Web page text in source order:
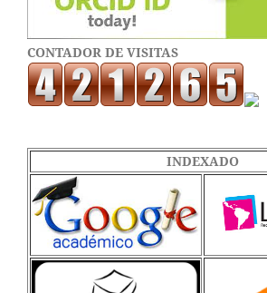
CONTADOR DE VISITAS
INDEXADO